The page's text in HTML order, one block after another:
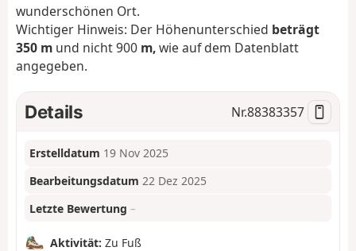
wunderschönen Ort.
Wichtiger Hinweis: Der Höhenunterschied beträgt
350 m und nicht 900 m,wie auf dem Datenblatt
angegeben.
Details Nr.88383357
Erstelldatum 19 Nov 2025
Bearbeitungsdatum 22 Dez 2025
Letzte Bewertung –
Aktivität: Zu Fuß